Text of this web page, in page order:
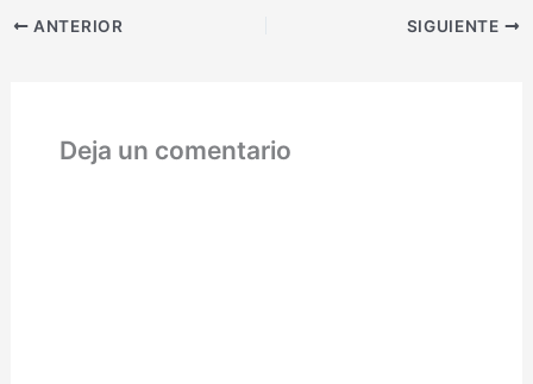
ANTERIOR SIGUIENTE
Deja un comentario